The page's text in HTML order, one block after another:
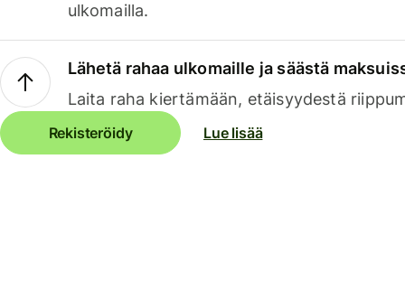
ulkomailla.
Lähetä rahaa ulkomaille ja säästä
Laita raha kiertämään, etäisyydestä
Rekisteröidy Lue lisää